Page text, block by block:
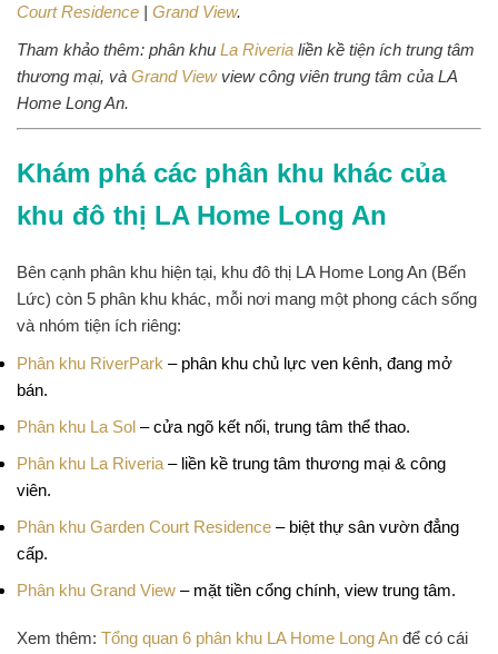
Court Residence | Grand View.
Tham khảo thêm: phân khu La Riveria liền kề tiện ích trung tâm
thương mại, và Grand Viewview công viên trung tâm của LA
Home Long An.
Khám phá các phân khu khác của
khu đô thị LA Home Long An
Bên cạnh phân khu hiện tại, khu đô thị LA Home Long An (Bến
Lức) còn 5 phân khu khác, mỗi nơi mang một phong cách sống
và nhóm tiện ích riêng:
Phân khu RiverPark – phân khu chủ lực ven kênh, đang mở
bán.
Phân khu La Sol – cửa ngõ kết nối, trung tâm thể thao.
Phân khu La Riveria – liền kề trung tâm thương mại & công
viên.
Phân khu Garden Court Residence – biệt thự sân vườn đẳng
cấp.
Phân khu Grand View – mặt tiền cổng chính, view trung tâm.
Xem thêm: Tổng quan 6 phân khu LA Home Long An để có cái